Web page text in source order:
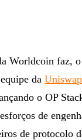
Worldcoin faz,
da Uniswap
o OP
de
de protocolo